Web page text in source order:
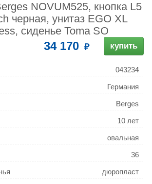
NOVUM525, кнопка L5
черная, унитаз EGO XL
сиденье Toma SO
34 170 купить
043234
Германия
Berges
10 лет
овальная
36
дюропласт